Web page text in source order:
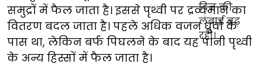
समुद्रों में फैल जाता है। इससे पृथ्वी पर द्रव्यमान का
वितरण बदल जाता है। पहले अधिक वजन ध्रुवों के
पास था, लेकिन बर्फ पिघलने के बाद यह पानी पृथ्वी
के अन्य हिस्सों में फैल जाता है।